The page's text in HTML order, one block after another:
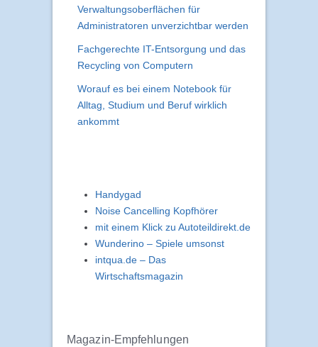
Verwaltungsoberflächen für
Administratoren unverzichtbar werden
Fachgerechte IT-Entsorgung und das
Recycling von Computern
Worauf es bei einem Notebook für
Alltag, Studium und Beruf wirklich
ankommt
Handygad
Noise Cancelling Kopfhörer
mit einem Klick zu Autoteildirekt.de
Wunderino – Spiele umsonst
intqua.de – Das
Wirtschaftsmagazin
Magazin-Empfehlungen